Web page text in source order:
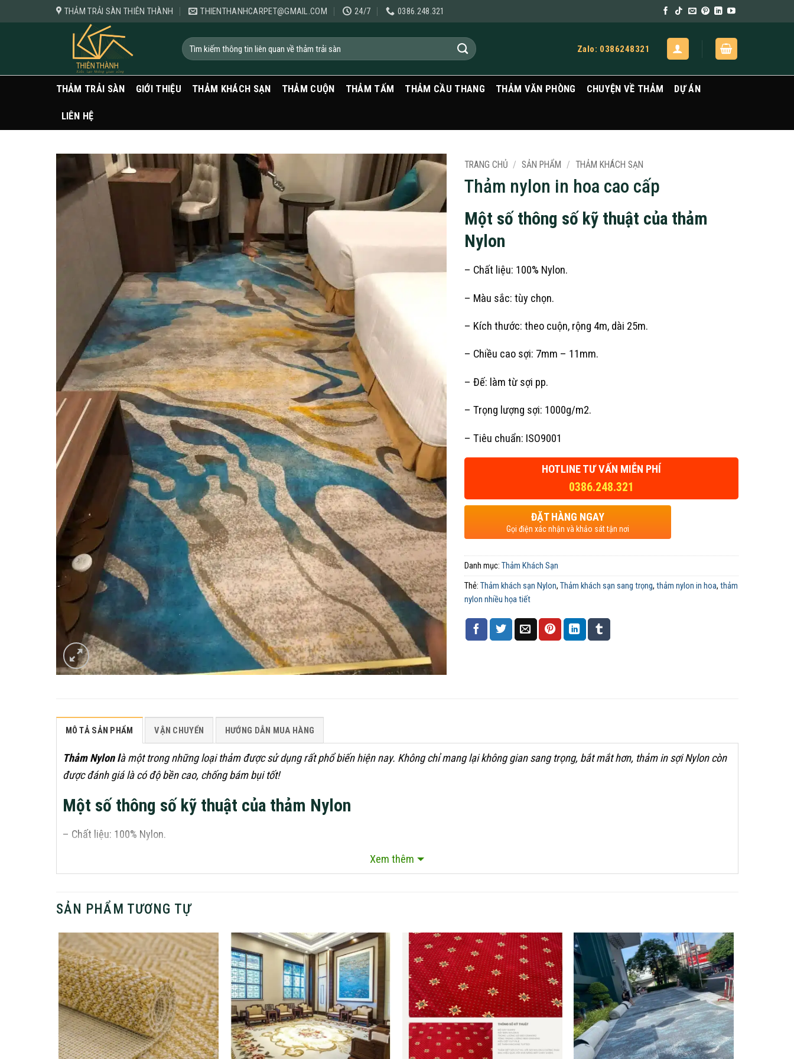
qua
THẢM TRẢI SÀN THIÊN THÀNH THIENTHANHCARPET@GMAIL.COM 24/7 0386.248.321
Tìm
kiếm:
Zalo: 0386248321
THẢM TRẢI SÀN GIỚI THIỆU THẢM KHÁCH SẠN THẢM CUỘN THẢM TẤM THẢM CẦU THANG THẢM VĂN PHÒNG CHUYỆN VỀ THẢM DỰ ÁN
LIÊN HỆ
TRANG CHỦ / SẢN PHẨM / THẢM KHÁCH SẠN
Thảm nylon in hoa cao cấp
Một số thông số kỹ thuật của thảm
Nylon
– Chất liệu: 100% Nylon.
– Màu sắc: tùy chọn.
– Kích thước: theo cuộn, rộng 4m, dài 25m.
– Chiều cao sợi: 7mm – 11mm.
– Đế: làm từ sợi pp.
– Trọng lượng sợi: 1000g/m2.
– Tiêu chuẩn: ISO9001
HOTLINE TƯ VẤN MIỄN PHÍ
0386.248.321
ĐẶT HÀNG NGAY
Gọi điện xác nhận và khảo sát tận nơi
Danh mục: Thảm Khách Sạn
Thẻ: Thảm khách sạn Nylon, Thảm khách sạn sang trọng, thảm nylon in hoa, thảm
nylon nhiều họa tiết
MÔ TẢ SẢN PHẨM VẬN CHUYỂN HƯỚNG DẪN MUA HÀNG
Thảm Nylon là một trong những loại thảm được sử dụng rất phổ biến hiện nay. Không chỉ mang lại không gian sang trọng, bắt mắt hơn, thảm in sợi Nylon còn
được đánh giá là có độ bền cao, chống bám bụi tốt!
Một số thông số kỹ thuật của thảm Nylon
– Chất liệu: 100% Nylon.
– Chiều cao sợi: 7mm – 11mm.
– Đế: làm từ sợi pp.
– Trọng lượng sợi: 1000g/m2.
– Tiêu chuẩn: ISO9001
Họa tiết thiết kế
Xem thêm
SẢN PHẨM TƯƠNG TỰ